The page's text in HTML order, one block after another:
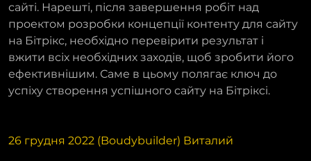
сайті. Нарешті, після завершення робіт над
проектом розробки концепції контенту для сайту
на Бітрікс, необхідно перевірити результат і
вжити всіх необхідних заходів, щоб зробити його
ефективнішим. Саме в цьому полягає ключ до
успіху створення успішного сайту на Бітріксі.
26 грудня 2022 (Boudybuilder) Виталий